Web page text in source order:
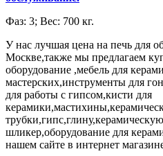
Фаз: 3; Вес: 700 кг.
У нас лучшая цена на печь для
Москве,также мы предлагаем
оборудование ,мебель для
мастерских,инструменты для
для работы с гипсом,кисти для
шликер,оборудование для
нашем сайте в интернет